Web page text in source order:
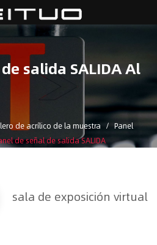
salida SALIDA Al
de acrílico de la muestra / Panel
de señal de salida SALIDA
sala de exposición virtual